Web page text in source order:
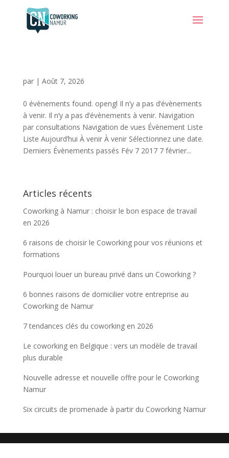
par | Août 7, 2026
0 évènements found. opengl Il n’y a pas d’évènements
à venir. Il n’y a pas d’évènements à venir. Navigation
par consultations Navigation de vues Évènement Liste
Liste Aujourd’hui À venir À venir Sélectionnez une date.
Derniers Évènements passés Fév 7 2017 7 février...
Articles récents
Coworking à Namur : choisir le bon espace de travail
en 2026
6 raisons de choisir le Coworking pour vos réunions et
formations
Pourquoi louer un bureau privé dans un Coworking ?
6 bonnes raisons de domicilier votre entreprise au
Coworking de Namur
7 tendances clés du coworking en 2026
Le coworking en Belgique : vers un modèle de travail
plus durable
Nouvelle adresse et nouvelle offre pour le Coworking
Namur
Six circuits de promenade à partir du Coworking Namur